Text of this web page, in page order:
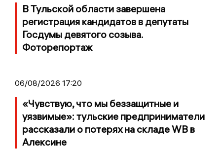
В Тульской области завершена
регистрация кандидатов в депутаты
Госдумы девятого созыва.
Фоторепортаж
06/08/2026 17:20
«Чувствую, что мы беззащитные и
уязвимые»: тульские предприниматели
рассказали о потерях на складе WB в
Алексине